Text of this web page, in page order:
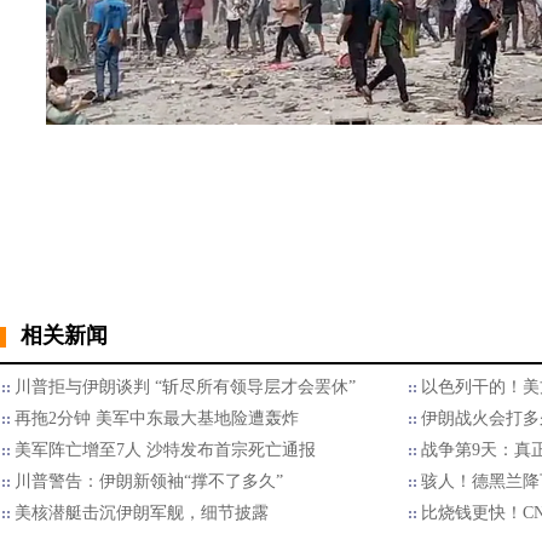
相关新闻
川普拒与伊朗谈判 “斩尽所有领导层才会罢休”
以色列干的！
再拖2分钟 美军中东最大基地险遭轰炸
伊朗战火会打
美军阵亡增至7人 沙特发布首宗死亡通报
战争第9天：真
川普警告：伊朗新领袖“撑不了多久”
骇人！德黑兰降
美核潜艇击沉伊朗军舰，细节披露
比烧钱更快！